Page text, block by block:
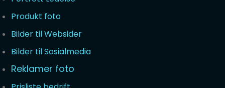
Produkt foto
Bilder til Websider
Bilder til Sosialmedia
Reklamer foto